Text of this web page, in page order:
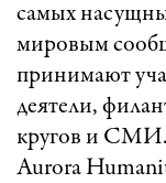
самых
мировым
принимают
деятели,
кругов и СМИ.
Aurora